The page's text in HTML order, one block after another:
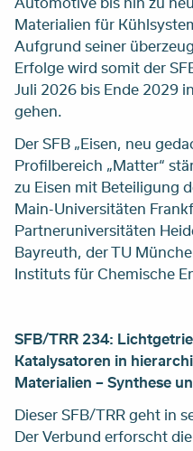
Materialien für
Aufgrund seiner
Erfolge wird somit der
Juli 2026 bis Ende 2029
gehen.
Der SFB „Eisen, neu
Profilbereich „Matter“
zu Eisen mit Beteiligung
Main-Universitäten
Partneruniversitäten
Bayreuth, der TU
Instituts für Chemische
SFB/TRR 234:
Katalysatoren in
Materialien – Synthese
Dieser SFB/TRR geht in
Der Verbund erforscht